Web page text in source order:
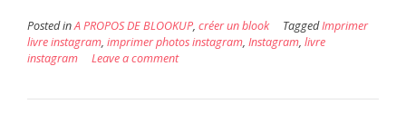
Posted inA PROPOS DE BLOOKUP, créer un blook TaggedImprimer
livre instagram, imprimer photos instagram, Instagram, livre
instagram
Leave a comment